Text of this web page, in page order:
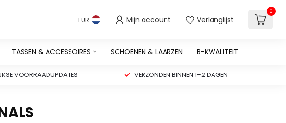
EUR Mijn account Verlanglijst
0
TASSEN & ACCESSOIRES SCHOENEN & LAARZEN B-KWALITEIT
VOORRAADUPDATES VERZONDEN BINNEN 1–2 DAGEN